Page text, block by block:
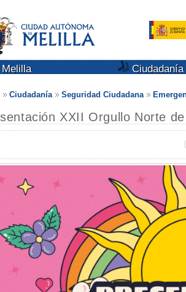
Melilla Ciudadanía
Ciudadanía Seguridad Ciudadana
XXII Orgullo Norte